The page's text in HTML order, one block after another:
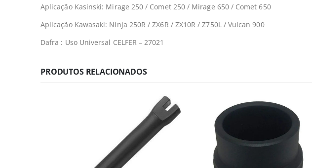
Aplicação Kasinski: Mirage 250 / Comet 250 / Mirage 650 / Comet 650
Aplicação Kawasaki: Ninja 250R / ZX6R / ZX10R / Z750L / Vulcan 900
Dafra : Uso Universal CELFER – 27021
PRODUTOS RELACIONADOS